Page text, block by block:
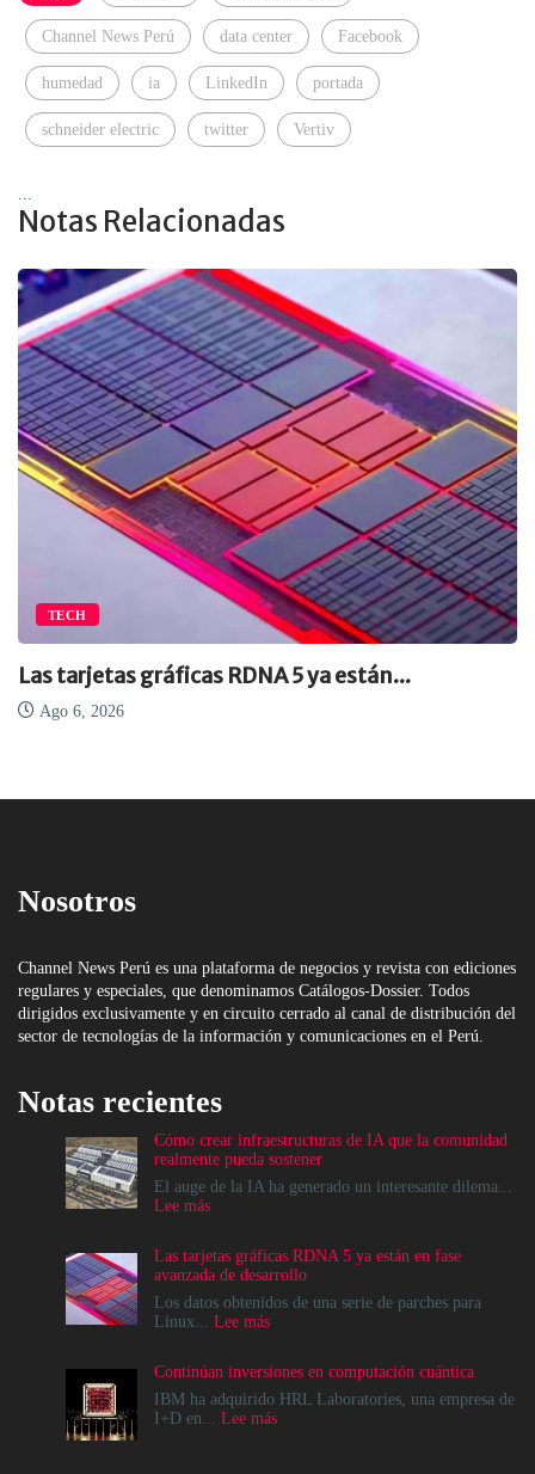
Channel News Perú data center Facebook
humedad ia LinkedIn portada
schneider electric twitter Vertiv
Notas Relacionadas
TECH
Las tarjetas gráficas RDNA 5 ya están...
Ago 6, 2026
Nosotros
Channel News Perú es una plataforma de negocios y revista con ediciones
regulares y especiales, que denominamos Catálogos-Dossier. Todos
dirigidos exclusivamente y en circuito cerrado al canal de distribución del
sector de tecnologías de la información y comunicaciones en el Perú.
Notas recientes
Cómo crear infraestructuras de IA que la comunidad
realmente pueda sostener
El auge de la IA ha generado un interesante dilema...
Lee más:
infraestructuras
de
IA
que
realmente
pueda
sostener
Las tarjetas gráficas RDNA 5 ya están en fase
avanzada de desarrollo
Los datos obtenidos de una serie de parches para
Linux... Lee más:
gráficas
RDNA
5
Continúan inversiones en computación cuántica
IBM ha adquirido HRL Laboratories, una empresa de
I+D en... Lee más: